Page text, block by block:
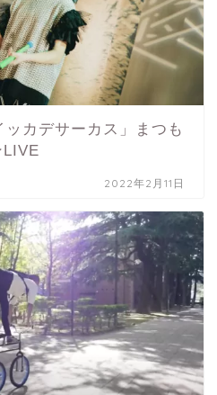
カデサーカス」まつも
LIVE
2022年2月11日